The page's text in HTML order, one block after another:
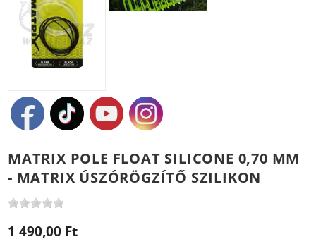
MATRIX POLE FLOAT SILICONE 0,70 MM
- MATRIX ÚSZÓRÖGZÍTŐ SZILIKON
1 490,00 Ft